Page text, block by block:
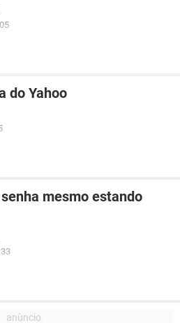
do Yahoo
mesmo estando